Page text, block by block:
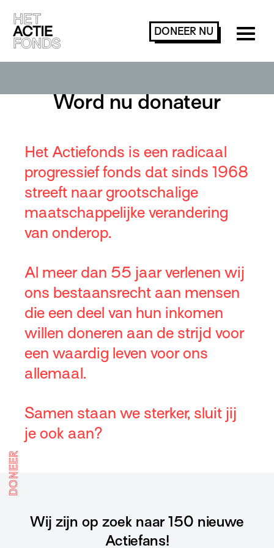
DONEER NU
Word nu donateur
Het Actiefonds is een radicaal
progressief fonds dat sinds 1968
streeft naar grootschalige
maatschappelijke verandering
van onderop.
Al meer dan 55 jaar verlenen wij
ons bestaansrecht aan mensen
die een deel van hun inkomen
willen doneren aan de strijd voor
een waardig leven voor ons
allemaal.
Samen staan we sterker, sluit jij
je ook aan?
DONEER
Wij zijn op zoek naar 150 nieuwe
Actiefans!